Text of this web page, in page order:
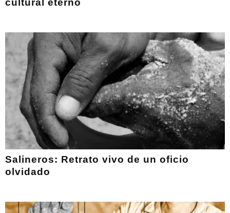
Salineros: Retrato vivo de un oficio
olvidado